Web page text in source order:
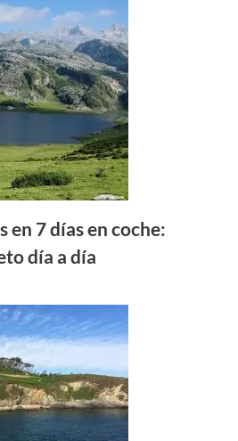
en 7 días en coche:
día a día